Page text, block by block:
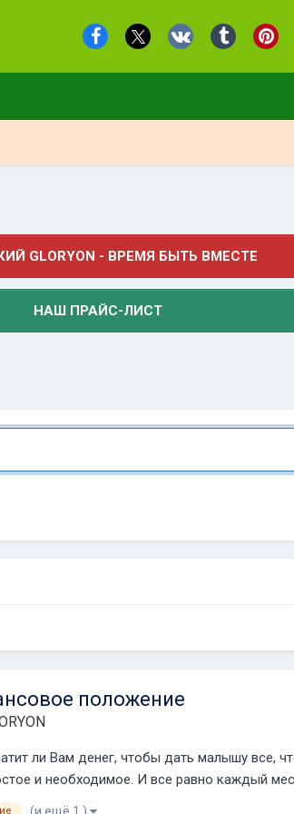
GLORYON - ВРЕМЯ БЫТЬ ВМЕСТЕ
НАШ ПРАЙС-ЛИСТ
положение
ли Вам денег, чтобы дать малышу все,
и необходимое. И все равно каждый